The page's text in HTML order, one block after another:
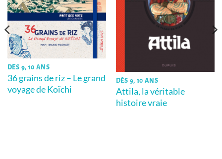
DÈS 9, 10 ANS
36 grains de riz – Le grand
voyage de Koïchi
DÈS 9, 10 ANS
Attila, la véritable
histoire vraie